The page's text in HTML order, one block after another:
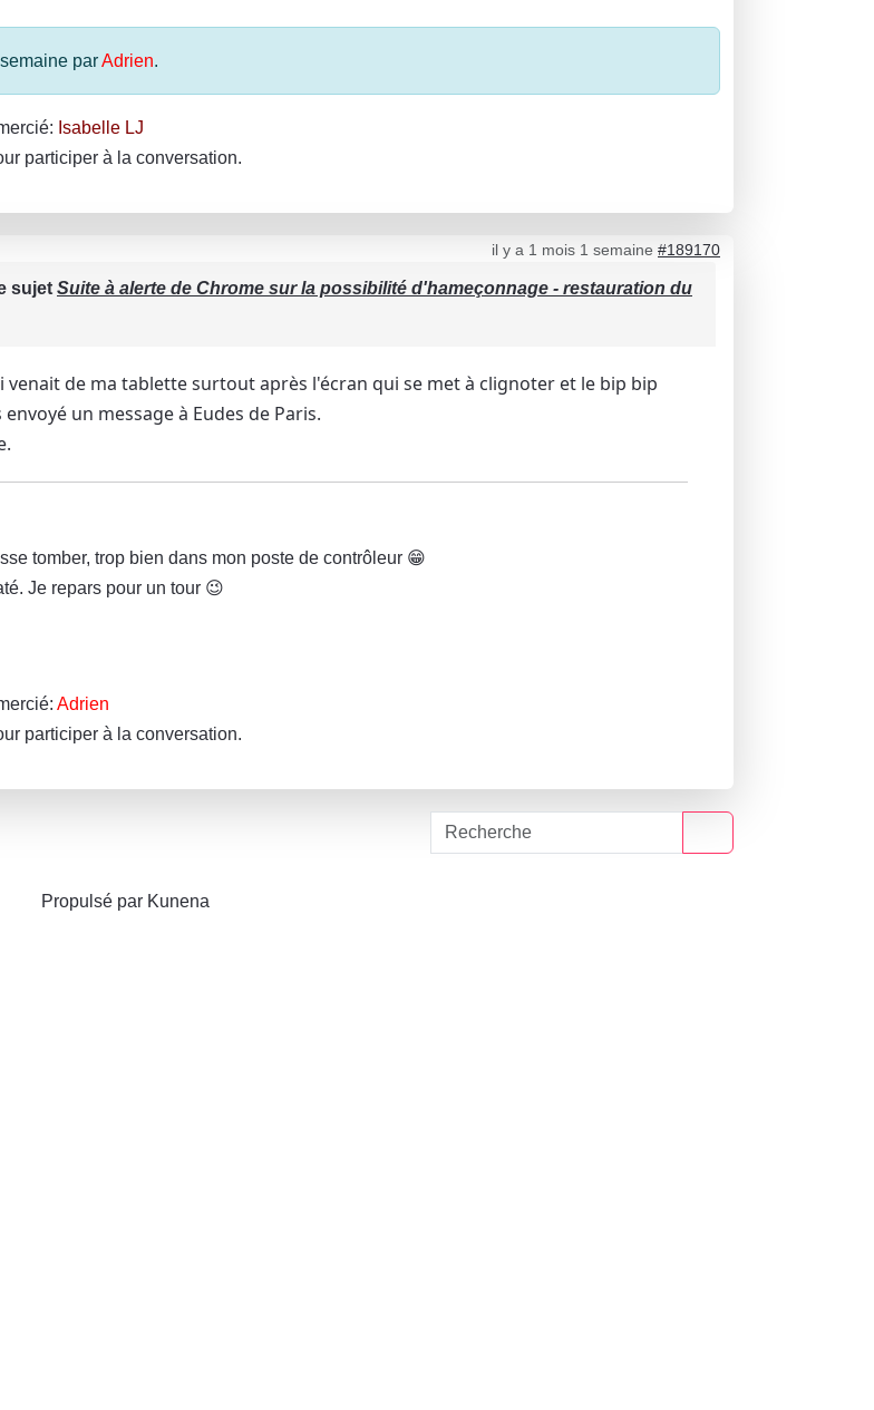
parAdrien.
Isabelle LJ
participer à la conversation.
il y a 1 mois 1 semaine #189170
sujet Suite à alerte de Chrome sur la possibilité d'hameçonnage - restauration du
venait de ma tablette surtout après l'écran qui se met à clignoter et le bip bip
un message à Eudes de Paris.
tomber, trop bien dans mon poste de contrôleur 😁
Je repars pour un tour 😉
Adrien
participer à la conversation.
Propulsé par Kunena